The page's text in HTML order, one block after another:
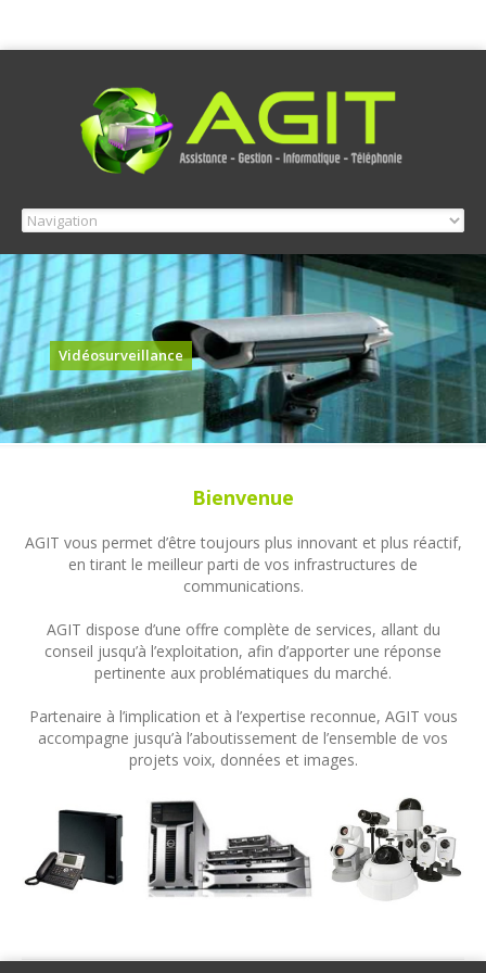
Vidéosurveillance
Bienvenue
AGIT vous permet d’être toujours plus innovant et plus réactif,
en tirant le meilleur parti de vos infrastructures de
communications.
AGIT dispose d’une offre complète de services, allant du
conseil jusqu’à l’exploitation, afin d’apporter une réponse
pertinente aux problématiques du marché.
Partenaire à l’implication et à l’expertise reconnue, AGIT vous
accompagne jusqu’à l’aboutissement de l’ensemble de vos
projets voix, données et images.